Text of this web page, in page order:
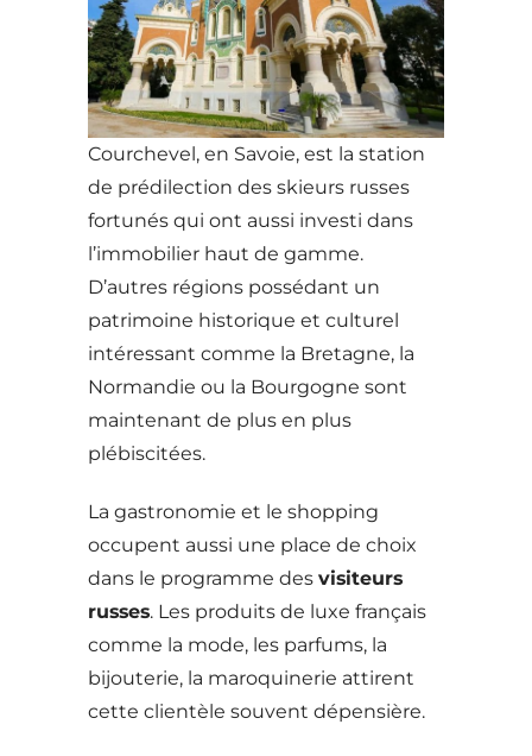
Courchevel, en Savoie, est la station
de prédilection des skieurs russes
fortunés qui ont aussi investi dans
l’immobilier haut de gamme.
D’autres régions possédant un
patrimoine historique et culturel
intéressant comme la Bretagne, la
Normandie ou la Bourgogne sont
maintenant de plus en plus
plébiscitées.
La gastronomie et le shopping
occupent aussi une place de choix
dans le programme des visiteurs
russes. Les produits de luxe français
comme la mode, les parfums, la
bijouterie, la maroquinerie attirent
cette clientèle souvent dépensière.